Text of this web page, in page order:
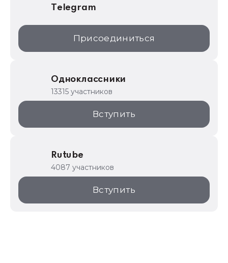
Telegram
Присоединиться
Одноклассники
13315 участников
Вступить
Rutube
4087 участников
Вступить